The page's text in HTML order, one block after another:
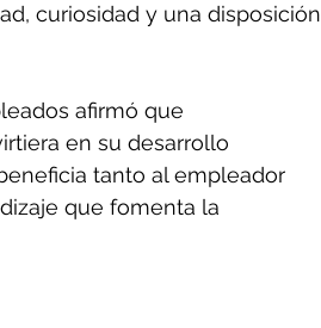
curiosidad y una disposición
afirmó que
en su desarrollo
tanto al empleador
que fomenta la